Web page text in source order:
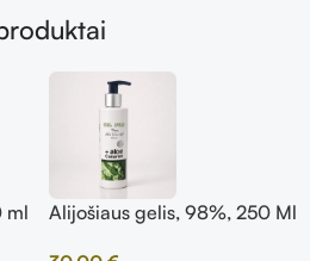
ml Alijošiaus gelis, 98%, 250 Ml